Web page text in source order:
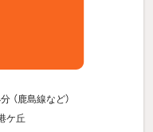
分 （鹿島線など）
ケ丘